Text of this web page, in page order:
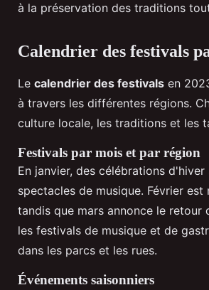
à la préservation des traditions
Calendrier des festivals
Le calendrier des festivals en
à travers les différentes régions.
culture locale, les traditions et les
Festivals par mois et par région
En janvier, des célébrations
spectacles de musique. Février
tandis que mars annonce le
les festivals de musique et de
dans les parcs et les rues.
Événements saisonniers